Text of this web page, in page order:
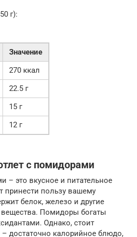
г):
Значение
270 ккал
22.5 г
15 г
12 г
с помидорами
– это вкусное и питательное
принести пользу вашему
белок, железо и другие
Помидоры богаты
Однако, стоит
– достаточно калорийное блюдо,